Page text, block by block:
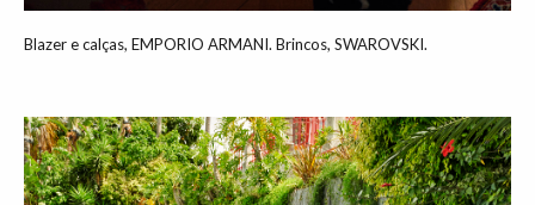
Blazer e calças, EMPORIO ARMANI. Brincos, SWAROVSKI.